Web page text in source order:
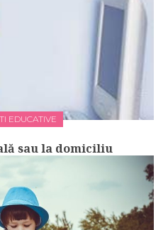
EDUCATIVE
sau la domiciliu